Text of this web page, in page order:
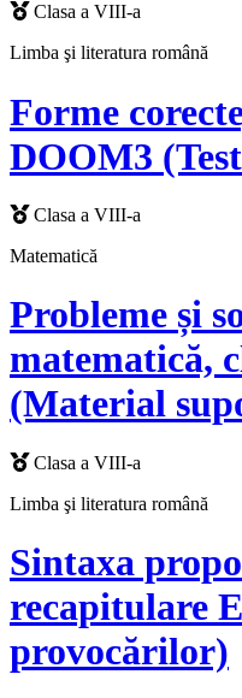
Clasa a VIII-a
Limba şi literatura română
Forme
DOOM3
Clasa a VIII-a
Matematică
Probleme și
matematică,
(Material
Clasa a VIII-a
Limba şi literatura română
Sintaxa
recapitulare
provocărilor)